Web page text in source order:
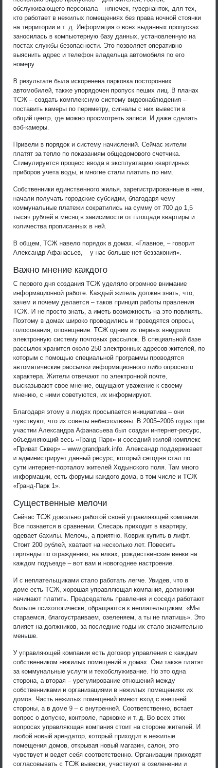
обслуживающего персонала – нянечек, гувернанток, для тех,
кто работает в нежилых помещениях без права ночной стоянки
на территории и т. д. Информация о всех выданных пропусках
заносилась в компьютерную базу данных, установленную на
постах службы безопасности. Это позволяет оперативно
выяснить адрес и телефон владельца автомобиля по его
номеру.
В результате была искоренена парковка посторонних
автомобилей, также упорядочен пропуск пеших лиц. В планах
ТСЖ – создать комплексную систему видеонаблюдения –
поставить камеры по периметру, сигналы с них вывести в
общий центр, где можно просмотреть записи. И даже сделать
вэб-камеры.
Привели в порядок и систему начислений. Сейчас жители
платят за тепло по показаниям общедомового счетчика.
Стимулируется процесс ввода в эксплуатацию квартирных
приборов учета воды, и многие стали платить по ним.
Собственники единственного жилья, зарегистрированные в нем,
начали получать городские субсидии, благодаря чему
коммунальные платежи сократились на сумму от 700 до 1,5
тысяч рублей в месяц в зависимости от площади квартиры и
количества прописанных в ней.
В общем, ТСЖ навело порядок в домах. «Главное, – говорит
Александр Афанасьев, – у нас больше нет беззакония».
Важно мнение каждого
С первого дня создания ТСЖ уделяло огромное внимание
информационной работе. Каждый житель должен знать, что,
зачем и почему делается – таков принцип работы правления
ТСЖ. И не просто знать, а иметь возможность на это повлиять.
Поэтому в домах широко проводились и проводятся опросы,
голосования, оповещение. ТСЖ одним из первых внедрило
электронную систему почтовых рассылок. В специальной базе
рассылок хранится около 250 электронных адресов жителей, по
которым с помощью специальной программы проводятся
автоматические рассылки информационного либо опросного
характера. Жители отвечают по электронной почте,
высказывают свое мнение, ощущают уважение к своему
мнению, с ними советуются, их информируют.
Благодаря этому в людях просыпается инициатива – они
чувствуют, что их советы небесполезны. В 2005–2006 годах при
участии Александра Афанасьева был создан интернет-ресурс,
объединяющий весь «Гранд Парк» и соседний жилой комплекс
«Приват Сквер» – www.grandpark.info. Александр поддерживает
и администрирует данный ресурс, который сегодня стал по
сути интернет-порталом жителей Ходынского поля. Там много
информации, есть форумы каждого дома, в том числе и ТСЖ
«Гранд-Парк 1».
Существенные мелочи
Сейчас ТСЖ довольно работой своей управляющей компании.
Все познается в сравнении. Слесарь приходит в квартиру,
одевает бахилы. Мелочь, а приятно. Коврик купить в лифт.
Стоит 200 рублей, хватает на несколько лет. Повесить
гирлянды по ограждению, на елках, рождественские венки на
каждом подъезде – вот вам и новогоднее настроение.
И с неплательщиками стало работать легче. Увидев, что в
доме есть ТСЖ, хорошая управляющая компания, должники
начинают платить. Председатель правления и соседи работают
больше психологически, обращаются к неплательщикам: «Мы
стараемся, благоустраиваем, озеленяем, а ты не платишь». Это
влияет на должников, за последние годы их стало значительно
меньше.
У управляющей компании есть договор управления с каждым
собственником нежилых помещений в домах. Они также платят
за коммунальные услуги и техобслуживание. Но это одна
сторона, а вторая – урегулирование отношений между
собственниками и организациями в нежилых помещениях их
домов. Часть нежилых помещений имеют вход с внешней
стороны, а в доме 9 – с внутренней. Соответственно, встает
вопрос о допуске, контроле, парковке и т. д. Во всех этих
вопросах управляющая компания стоит на стороне жителей. И
любой новый арендатор, который приходит в нежилые
помещения домов, открывая новый магазин, салон, это
чувствует и ведет себя соответственно. Организации приходят
согласовывать с ТСЖ вывески, участвуют в озеленении и